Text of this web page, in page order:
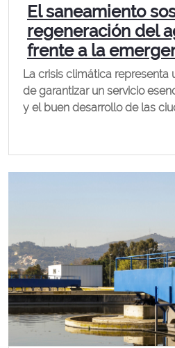
El saneamiento
regeneración del
frente a la
La crisis climática representa
de garantizar un servicio
y el buen desarrollo de las